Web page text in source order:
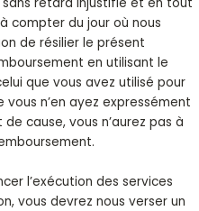
compter du jour où nous
de résilier le présent
en utilisant le
que vous avez utilisé pour
n’en ayez expressément
cause, vous n’aurez pas à
l’exécution des services
vous devrez nous verser un